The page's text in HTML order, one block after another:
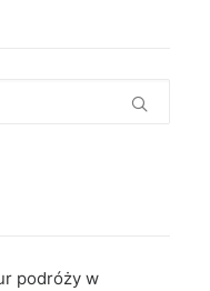
podróży w